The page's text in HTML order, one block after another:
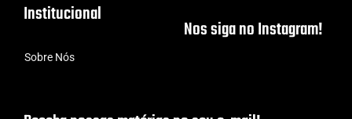
Institucional
Sobre Nós
Nos siga no Instagram!